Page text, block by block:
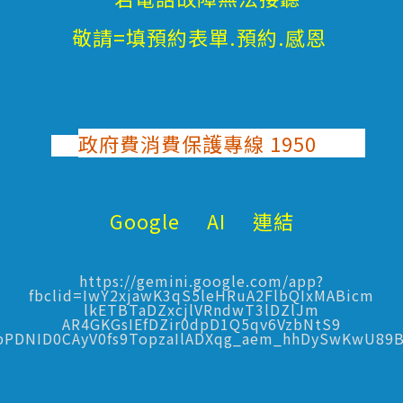
敬請=填預約表單.預約.感恩
政府費消費保護專線 1950
Google AI 連結
https://gemini.google.com/app?
fbclid=IwY2xjawK3qS5leHRuA2FlbQIxMABicm
lkETBTaDZxcjlVRndwT3lDZlJm
AR4GKGsIEfDZir0dpD1Q5qv6VzbNtS9